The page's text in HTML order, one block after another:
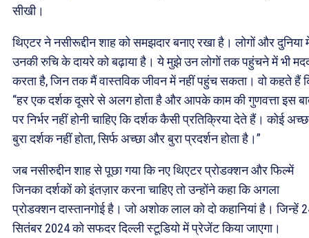
सीखी।
थिएटर ने नसीरूद्दीन शाह को समझदार बनाए रखा है। लोगों और दुनिया
उनकी रुचि के दायरे को बढ़ाया है। ये मुझे उन लोगों तक पहुंचने में भी
करता है, जिन तक मैं वास्तविक जीवन में नहीं पहुंच सकता। वो कहते हैं
“हर एक दर्शक दूसरे से अलग होता है और आपके काम की गुणवत्ता इस
पर निर्भर नहीं होनी चाहिए कि दर्शक कैसी प्रतिक्रिया देते हैं। कोई
बुरा दर्शक नहीं होता, सिर्फ अच्छा और बुरा प्रदर्शन होता है।”
जब नसीरुद्दीन शाह से पूछा गया कि नए थिएटर प्रोडक्शन और फिल्में
जिनका दर्शकों को इंतज़ार करना चाहिए तो उन्होंने कहा कि अगला
प्रोडक्शन दास्तानगोई है। जो अशोक लाल को दो कहानियां है। जिन्हें
सितंबर 2024 को सफदर दिल्ली स्टूडियो में प्रेजेंट किया जाएगा।